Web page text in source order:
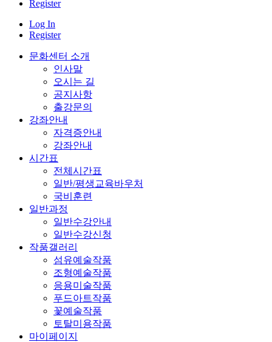
Register
Log In
Register
문화센터 소개
인사말
오시는 길
공지사항
출강문의
강좌안내
자격증안내
강좌안내
시간표
전체시간표
일반/평생교육바우처
국비훈련
일반과정
일반수강안내
일반수강신청
작품갤러리
섬유예술작품
조형예술작품
응용미술작품
푸드아트작품
꽃예술작품
토탈미용작품
마이페이지